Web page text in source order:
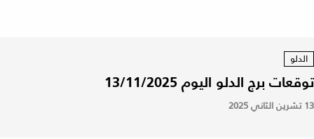
الدلو
توقعات برج الدلو اليوم 13/11/2025
13 تشرين الثاني 2025